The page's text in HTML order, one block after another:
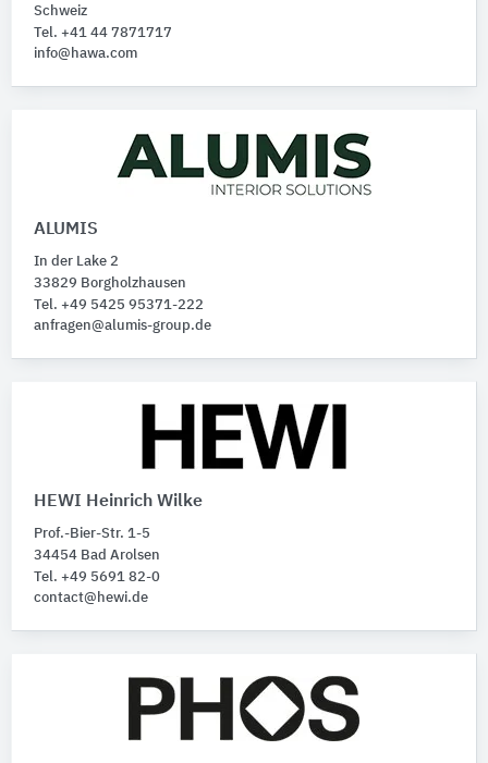
Schweiz
Tel. +41 44 7871717
info@hawa.com
ALUMIS
In der Lake 2
33829 Borgholzhausen
Tel. +49 5425 95371-222
anfragen@alumis-group.de
HEWI Heinrich Wilke
Prof.-Bier-Str. 1-5
34454 Bad Arolsen
Tel. +49 5691 82-0
contact@hewi.de